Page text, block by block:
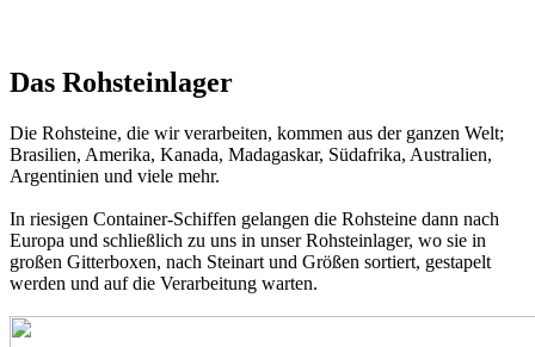
Das Rohsteinlager
Die Rohsteine, die wir verarbeiten, kommen aus der ganzen Welt;
Brasilien, Amerika, Kanada, Madagaskar, Südafrika, Australien,
Argentinien und viele mehr.
In riesigen Container-Schiffen gelangen die Rohsteine dann nach
Europa und schließlich zu uns in unser Rohsteinlager, wo sie in
großen Gitterboxen, nach Steinart und Größen sortiert, gestapelt
werden und auf die Verarbeitung warten.